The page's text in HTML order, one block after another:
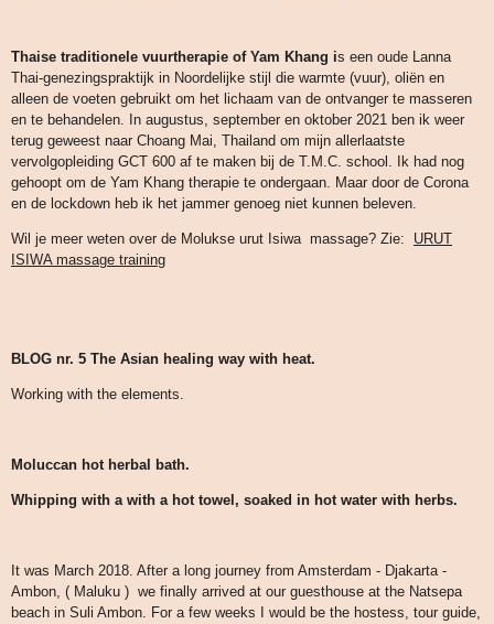
Thaise traditionele vuurtherapie of Yam Khang is een oude Lanna
Thai-genezingspraktijk in Noordelijke stijl die warmte (vuur), oliën en
alleen de voeten gebruikt om het lichaam van de ontvanger te masseren
en te behandelen. In augustus, september en oktober 2021 ben ik weer
terug geweest naar Choang Mai, Thailand om mijn allerlaatste
vervolgopleiding GCT 600 af te maken bij de T.M.C. school. Ik had nog
gehoopt om de Yam Khang therapie te ondergaan. Maar door de Corona
en de lockdown heb ik het jammer genoeg niet kunnen beleven.
Wil je meer weten over de Molukse urut Isiwa massage? Zie: URUT
ISIWA massage training
BLOG nr. 5 The Asian healing way with heat.
Working with the elements.
Moluccan hot herbal bath.
Whipping with a with a hot towel, soaked in hot water with herbs.
It was March 2018. After a long journey from Amsterdam - Djakarta -
Ambon, ( Maluku ) we finally arrived at our guesthouse at the Natsepa
beach in Suli Ambon. For a few weeks I would be the hostess, tour guide,